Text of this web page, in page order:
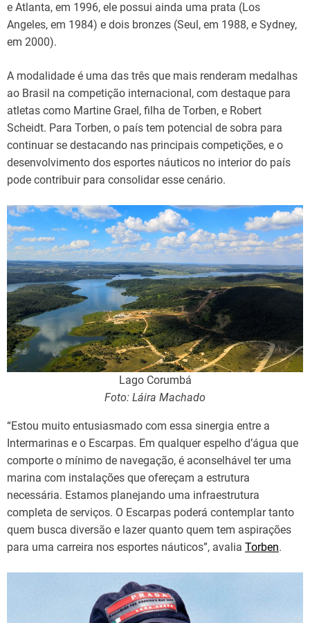
e Atlanta, em 1996, ele possui ainda uma prata (Los
Angeles, em 1984) e dois bronzes (Seul, em 1988, e Sydney,
em 2000).
A modalidade é uma das três que mais renderam medalhas
ao Brasil na competição internacional, com destaque para
atletas como Martine Grael, filha de Torben, e Robert
Scheidt. Para Torben, o país tem potencial de sobra para
continuar se destacando nas principais competições, e o
desenvolvimento dos esportes náuticos no interior do país
pode contribuir para consolidar esse cenário.
Lago Corumbá
Foto: Láira Machado
“Estou muito entusiasmado com essa sinergia entre a
Intermarinas e o Escarpas. Em qualquer espelho d’água que
comporte o mínimo de navegação, é aconselhável ter uma
marina com instalações que ofereçam a estrutura
necessária. Estamos planejando uma infraestrutura
completa de serviços. O Escarpas poderá contemplar tanto
quem busca diversão e lazer quanto quem tem aspirações
para uma carreira nos esportes náuticos”, avalia Torben.